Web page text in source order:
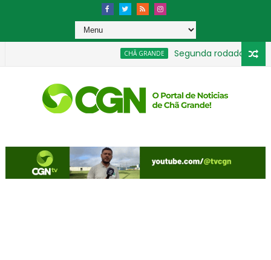
CHÃ GRANDE Segunda rodada